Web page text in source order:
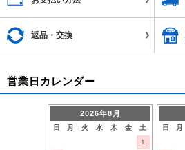
返品・交換
営業日カレンダー
2026年8月
日 月 火 水 木 金
土
1
日 月